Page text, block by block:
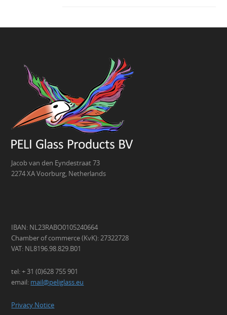
Jacob van den Eyndestraat 73
2274 XA Voorburg, Netherlands
IBAN: NL23RABO0105240664
Chamber of commerce (KvK): 27322728
VAT: NL8196.98.829.B01
tel: + 31 (0)628 755 901
email: mail@peliglass.eu
Privacy Notice